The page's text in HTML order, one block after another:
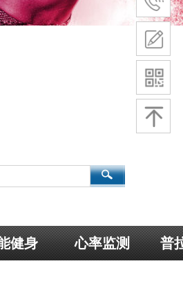
健身 心率监测 普